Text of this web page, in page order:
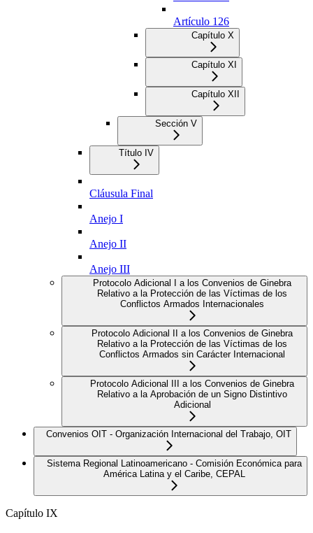
Artículo 126
Capítulo X
Capítulo XI
Capítulo XII
Sección V
Título IV
Cláusula Final
Anejo I
Anejo II
Anejo III
Protocolo Adicional I a los Convenios de Ginebra
Relativo a la Protección de las Víctimas de los
Conflictos Armados Internacionales
Protocolo Adicional II a los Convenios de Ginebra
Relativo a la Protección de las Víctimas de los
Conflictos Armados sin Carácter Internacional
Protocolo Adicional III a los Convenios de Ginebra
Relativo a la Aprobación de un Signo Distintivo
Adicional
Convenios OIT - Organización Internacional del Trabajo, OIT
Sistema Regional Latinoamericano - Comisión Económica para
América Latina y el Caribe, CEPAL
Capítulo IX